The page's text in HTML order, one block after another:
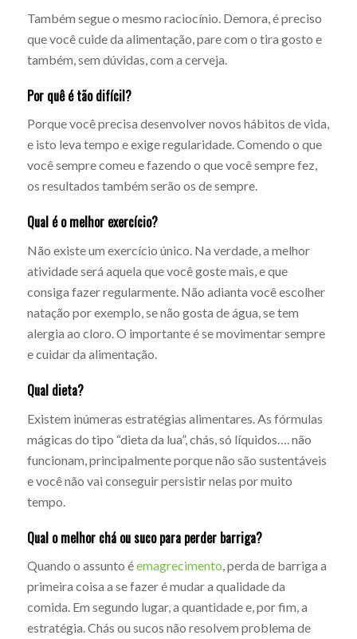
Também segue o mesmo raciocínio. Demora, é preciso
que você cuide da alimentação, pare com o tira gosto e
também, sem dúvidas, com a cerveja.
Por quê é tão difícil?
Porque você precisa desenvolver novos hábitos de vida,
e isto leva tempo e exige regularidade. Comendo o que
você sempre comeu e fazendo o que você sempre fez,
os resultados também serão os de sempre.
Qual é o melhor exercício?
Não existe um exercício único. Na verdade, a melhor
atividade será aquela que você goste mais, e que
consiga fazer regularmente. Não adianta você escolher
natação por exemplo, se não gosta de água, se tem
alergia ao cloro. O importante é se movimentar sempre
e cuidar da alimentação.
Qual dieta?
Existem inúmeras estratégias alimentares. As fórmulas
mágicas do tipo “dieta da lua”, chás, só líquidos…. não
funcionam, principalmente porque não são sustentáveis
e você não vai conseguir persistir nelas por muito
tempo.
Qual o melhor chá ou suco para perder barriga?
Quando o assunto éemagrecimento, perda de barriga a
primeira coisa a se fazer é mudar a qualidade da
comida. Em segundo lugar, a quantidade e, por fim, a
estratégia. Chás ou sucos não resolvem problema de